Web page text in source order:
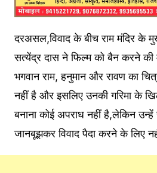
दरअसल,विवाद के बीच राम मंदिर के
सत्येंद्र दास ने फिल्म को बैन करने
भगवान राम, हनुमान और रावण का
नहीं है और इसलिए उनकी गरिमा के
बनाना कोई अपराध नहीं है,लेकिन उन्हें
जानबूझकर विवाद पैदा करने के लिए